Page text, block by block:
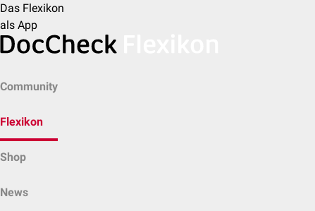
Das Flexikon
als App
Community
Flexikon
Shop
News